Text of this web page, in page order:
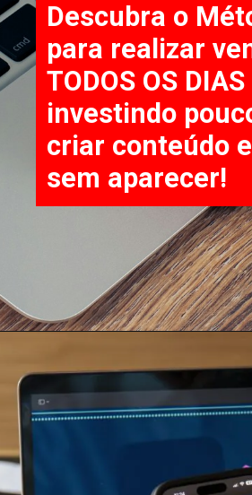
Descubra o
para realizar
TODOS OS
investindo
criar conteúdo
sem aparecer!